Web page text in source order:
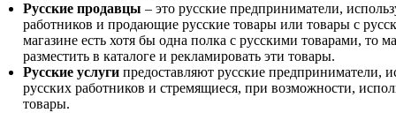
Русские продавцы – это русские предприниматели,
работников и продающие русские товары или товары с
магазине есть хотя бы одна полка с русскими товарами, то
разместить в каталоге и рекламировать эти товары.
Русские услуги предоставляют русские предприниматели,
русских работников и стремящиеся, при возможности,
товары.